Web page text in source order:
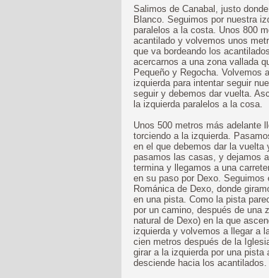
Salimos de Canabal, justo
Blanco. Seguimos por nuestra
paralelos a la costa. Unos 800
acantilado y volvemos unos
que va bordeando los
acercarnos a una zona vallada
Pequeño y Regocha. Volvemos
izquierda para intentar seguir
seguir y debemos dar vuelta.
la izquierda paralelos a la cosa.
Unos 500 metros más adelante
torciendo a la izquierda.
en el que debemos dar la vuelta
pasamos las casas, y dejamos
termina y llegamos a una
en su paso por Dexo.
Románica de Dexo, donde
en una pista. Como la pista
por un camino, después de una
natural de Dexo) en la que
izquierda y volvemos a llegar a
cien metros después de la
girar a la izquierda por una
desciende hacia los acantilados.